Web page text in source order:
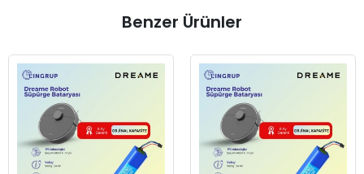
Benzer Ürünler